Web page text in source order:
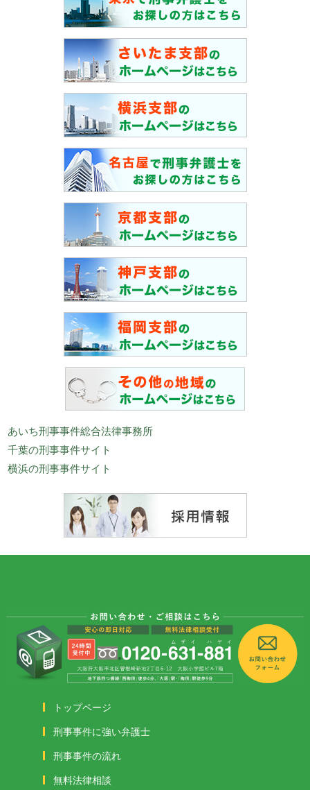
あいち刑事事件総合法律事務所
千葉の刑事事件サイト
横浜の刑事事件サイト
トップページ
刑事事件に強い弁護士
刑事事件の流れ
無料法律相談